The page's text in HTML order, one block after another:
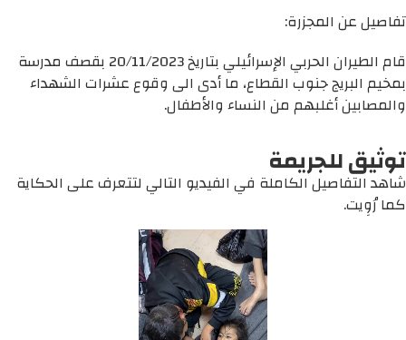
تفاصيل عن المجزرة:
قام الطيران الحربي الإسرائيلي بتاريخ 20/11/2023 بقصف مدرسة
بمخيم البريج جنوب القطاع، ما أدى الى وقوع عشرات الشهداء
والمصابين أغلبهم من النساء والأطفال.
توثيق للجريمة
شاهد التفاصيل الكاملة في الفيديو التالي لتتعرف على الحكاية
كما رُوِيت.